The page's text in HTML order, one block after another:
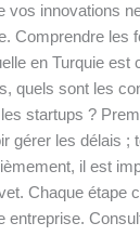
vos innovations
Comprendre les
en Turquie est
quels sont les
startups ?
gérer les délais ;
il est
Chaque étape
entreprise.